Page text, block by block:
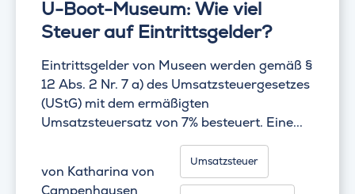
U-Boot-Museum: Wie viel
Steuer auf Eintrittsgelder?
Eintrittsgelder von Museen werden gemäß §
12 Abs. 2 Nr. 7 a) des Umsatzsteuergesetzes
(UStG) mit dem ermäßigten
Umsatzsteuersatz von 7% besteuert. Eine...
von Katharina von
Campenhausen
Umsatzsteuer